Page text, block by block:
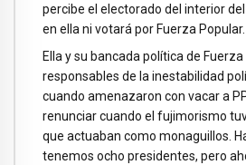
percibe el electorado del interior
en ella ni votará por Fuerza Popular.
Ella y su bancada política de
responsables de la inestabilidad
cuando amenazaron con vacar a
renunciar cuando el fujimorismo
que actuaban como monaguillos.
tenemos ocho presidentes, pero